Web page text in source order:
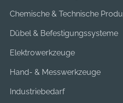
Chemische & Technische
Dübel & Befestigungssysteme
Elektrowerkzeuge
Hand- & Messwerkzeuge
Industriebedarf